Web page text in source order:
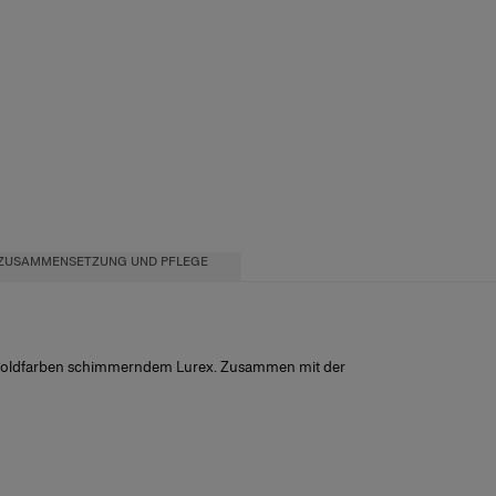
UND PFLEGE
schimmerndem Lurex. Zusammen mit der